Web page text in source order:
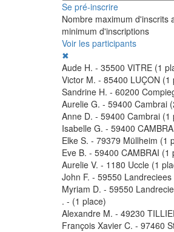
Se pré-inscrire
Nombre maximum d'inscrits
minimum d'inscriptions
Voir les participants
✖
Aude H. - 35500 VITRE (1
Victor M. - 85400 LUÇON (1
Sandrine H. - 60200
Aurelie G. - 59400 Cambrai
Anne D. - 59400 Cambrai (1
Isabelle G. - 59400
Elke S. - 79379 Müllheim (1
Eve B. - 59400 CAMBRAI (1
Aurelie V. - 1180 Uccle (1
John F. - 59550 Landreciees
Myriam D. - 59550
. - (1 place)
Alexandre M. - 49230
François Xavier C. - 97460